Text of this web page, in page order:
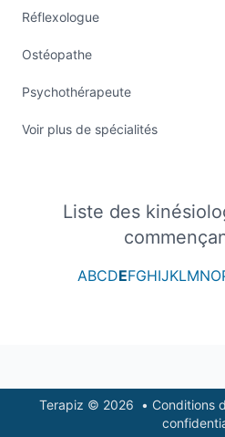
Réflexologue
Ostéopathe
Psychothérapeute
Voir plus de spécialités
Liste des
ABCDEFGHIJKLMNO
FooterTerapiz © 2026 • Conditions